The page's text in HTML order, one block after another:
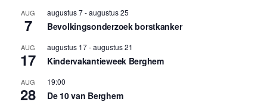
AUG
7
augustus 7-augustus 25
Bevolkingsonderzoek borstkanker
AUG
17
augustus 17-augustus 21
Kindervakantieweek Berghem
AUG
28
19:00
De 10 van Berghem